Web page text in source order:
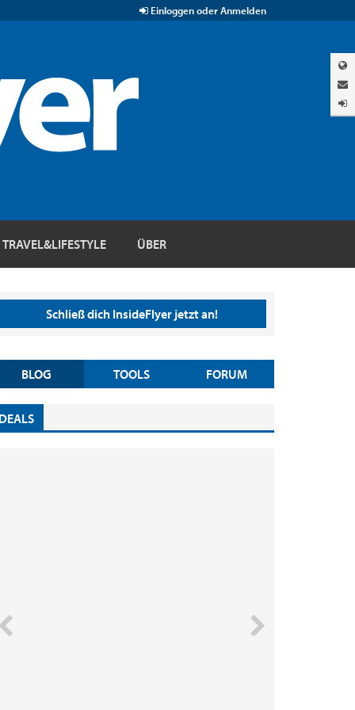
Einloggen oder Anmelden
TRAVEL&LIFESTYLE ÜBER
Schließ dich InsideFlyer jetzt an!
BLOG TOOLS FORUM
DEALS